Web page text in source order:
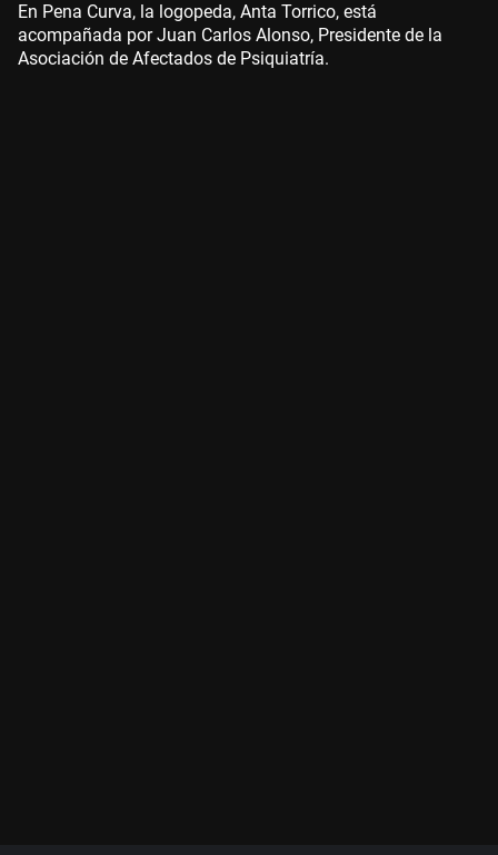
En Pena Curva, la logopeda, Anta Torrico, está
acompañada por Juan Carlos Alonso, Presidente de la
Asociación de Afectados de Psiquiatría.